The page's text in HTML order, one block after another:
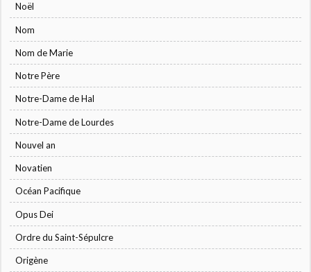
Noël
Nom
Nom de Marie
Notre Père
Notre-Dame de Hal
Notre-Dame de Lourdes
Nouvel an
Novatien
Océan Pacifique
Opus Dei
Ordre du Saint-Sépulcre
Origène